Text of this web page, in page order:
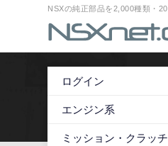
NSXの純正部品を2,000種類・
ログイン
エンジン系
ミッション・クラッ